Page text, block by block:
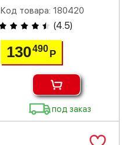
Код товара: 180420
(4.5)
130490 Р
под заказ